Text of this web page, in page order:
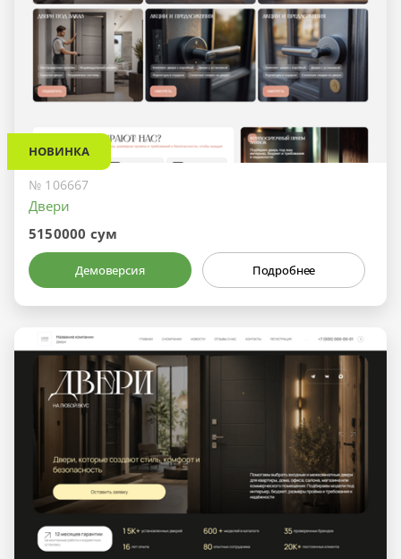
НОВИНКА
№ 106667
Двери
5150000 сум
Демоверсия Подробнее